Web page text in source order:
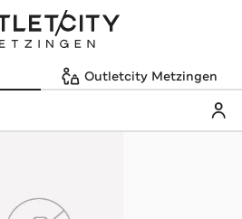
Outletcity Metzingen